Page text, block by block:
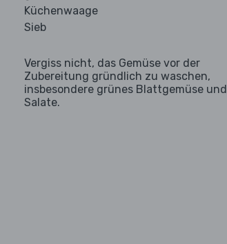
Küchenwaage
Sieb
Vergiss nicht, das Gemüse vor der
Zubereitung gründlich zu waschen,
insbesondere grünes Blattgemüse und
Salate.